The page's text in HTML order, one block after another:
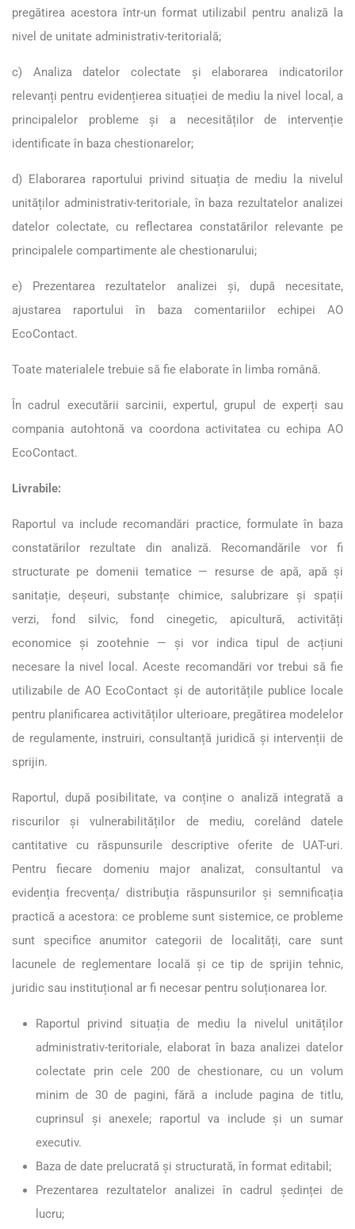
pregătirea acestora într-un format utilizabil pentru analiză la
nivel de unitate administrativ-teritorială;
c) Analiza datelor colectate și elaborarea indicatorilor
relevanți pentru evidențierea situației de mediu la nivel local, a
principalelor probleme și a necesităților de intervenție
identificate în baza chestionarelor;
d) Elaborarea raportului privind situația de mediu la nivelul
unităților administrativ-teritoriale, în baza rezultatelor analizei
datelor colectate, cu reflectarea constatărilor relevante pe
principalele compartimente ale chestionarului;
e) Prezentarea rezultatelor analizei și, după necesitate,
ajustarea raportului în baza comentariilor echipei AO
EcoContact.
Toate materialele trebuie să fie elaborate în limba română.
În cadrul executării sarcinii, expertul, grupul de experți sau
compania autohtonă va coordona activitatea cu echipa AO
EcoContact.
Livrabile:
Raportul va include recomandări practice, formulate în baza
constatărilor rezultate din analiză. Recomandările vor fi
structurate pe domenii tematice — resurse de apă, apă și
sanitație, deșeuri, substanțe chimice, salubrizare și spații
verzi, fond silvic, fond cinegetic, apicultură, activități
economice și zootehnie — și vor indica tipul de acțiuni
necesare la nivel local. Aceste recomandări vor trebui să fie
utilizabile de AO EcoContact și de autoritățile publice locale
pentru planificarea activităților ulterioare, pregătirea modelelor
de regulamente, instruiri, consultanță juridică și intervenții de
sprijin.
Raportul, după posibilitate, va conține o analiză integrată a
riscurilor și vulnerabilităților de mediu, corelând datele
cantitative cu răspunsurile descriptive oferite de UAT-uri.
Pentru fiecare domeniu major analizat, consultantul va
evidenția frecvența/ distribuția răspunsurilor și semnificația
practică a acestora: ce probleme sunt sistemice, ce probleme
sunt specifice anumitor categorii de localități, care sunt
lacunele de reglementare locală și ce tip de sprijin tehnic,
juridic sau instituțional ar fi necesar pentru soluționarea lor.
Raportul privind situația de mediu la nivelul unităților
administrativ-teritoriale, elaborat în baza analizei datelor
colectate prin cele 200 de chestionare, cu un volum
minim de 30 de pagini, fără a include pagina de titlu,
cuprinsul și anexele; raportul va include și un sumar
executiv.
Baza de date prelucrată și structurată, în format editabil;
Prezentarea rezultatelor analizei în cadrul ședinței de
lucru;